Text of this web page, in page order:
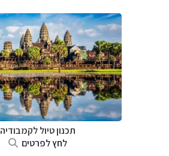
תכנון טיוללקמבודיה
לחץ לפרטים